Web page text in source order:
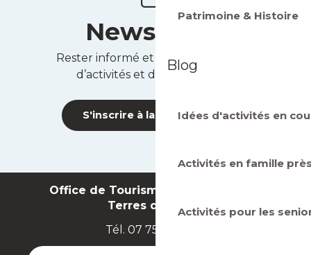
Patrimoine & Histoire
Blog
Idées d'activités en
Activités en famille
Activités pour les
Newsletter
Rester informé et recevoir des idées
d’activités et des bons plans !
S'inscrire à la newsletter
Office de Tourisme Intercommunal
Terres de Seine
Tél. 07 75 71 07 49